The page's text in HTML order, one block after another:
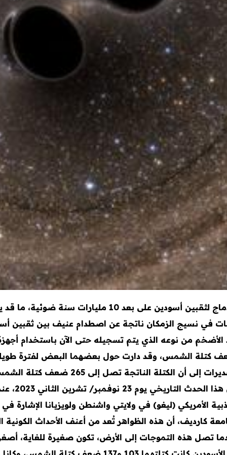
في اكتشاف مذهل، علماء يرصدون أضخم اندماج لثقبين
من نوعه الذي يتم تسجيله حتى الآن باستخدام أجهزة
اندمجا تجاوزت كتلة كل منهما 100 ضعف كتلة الشمس، وقد دارت حول بعضهما
تكوّن ثقب أسود جديد هائل الكتلة. وتشير
140 ضعف
الأمريكي (ليغو) في ولايتي واشنطن ولويزيانا
كارديف، أن هذه الظواهر تُعد من أعنف الأحداث
تصل هذه التموجات إلى الأرض، تكون صغيرة للغاية،